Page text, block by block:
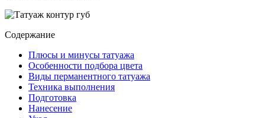
Содержание
Плюсы и минусы татуажа
Особенности подбора цвета
Виды перманентного татуажа
Техника выполнения
Подготовка
Нанесение